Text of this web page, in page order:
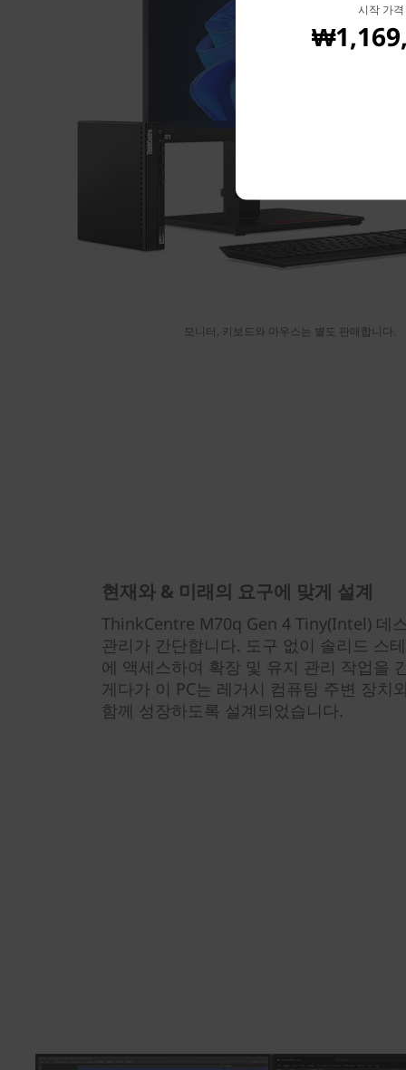
모니터, 키보드와 마우스는 별도 판매합니다.
현재와 & 미래의 요구에 맞게 설계
ThinkCentre M70q Gen 4 Tiny(Intel) 데
관리가 간단합니다. 도구 없이 솔리드 스
에 액세스하여 확장 및 유지 관리 작업을
게다가 이 PC는 레거시 컴퓨팅 주변 장치
함께 성장하도록 설계되었습니다.
시작 가격